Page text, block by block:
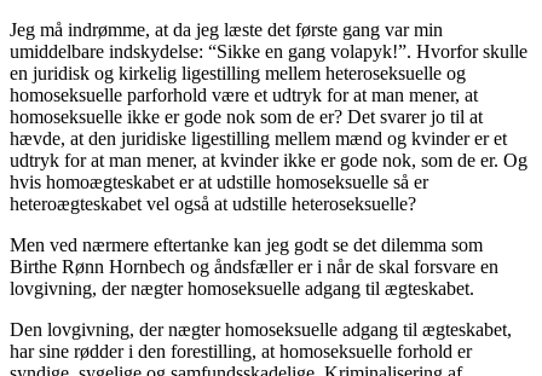
Jeg må indrømme, at da jeg læste det første gang var min
umiddelbare indskydelse: “Sikke en gang volapyk!”. Hvorfor skulle
en juridisk og kirkelig ligestilling mellem heteroseksuelle og
homoseksuelle parforhold være et udtryk for at man mener, at
homoseksuelle ikke er gode nok som de er? Det svarer jo til at
hævde, at den juridiske ligestilling mellem mænd og kvinder er et
udtryk for at man mener, at kvinder ikke er gode nok, som de er. Og
hvis homoægteskabet er at udstille homoseksuelle så er
heteroægteskabet vel også at udstille heteroseksuelle?
Men ved nærmere eftertanke kan jeg godt se det dilemma som
Birthe Rønn Hornbech og åndsfæller er i når de skal forsvare en
lovgivning, der nægter homoseksuelle adgang til ægteskabet.
Den lovgivning, der nægter homoseksuelle adgang til ægteskabet,
har sine rødder i den forestilling, at homoseksuelle forhold er